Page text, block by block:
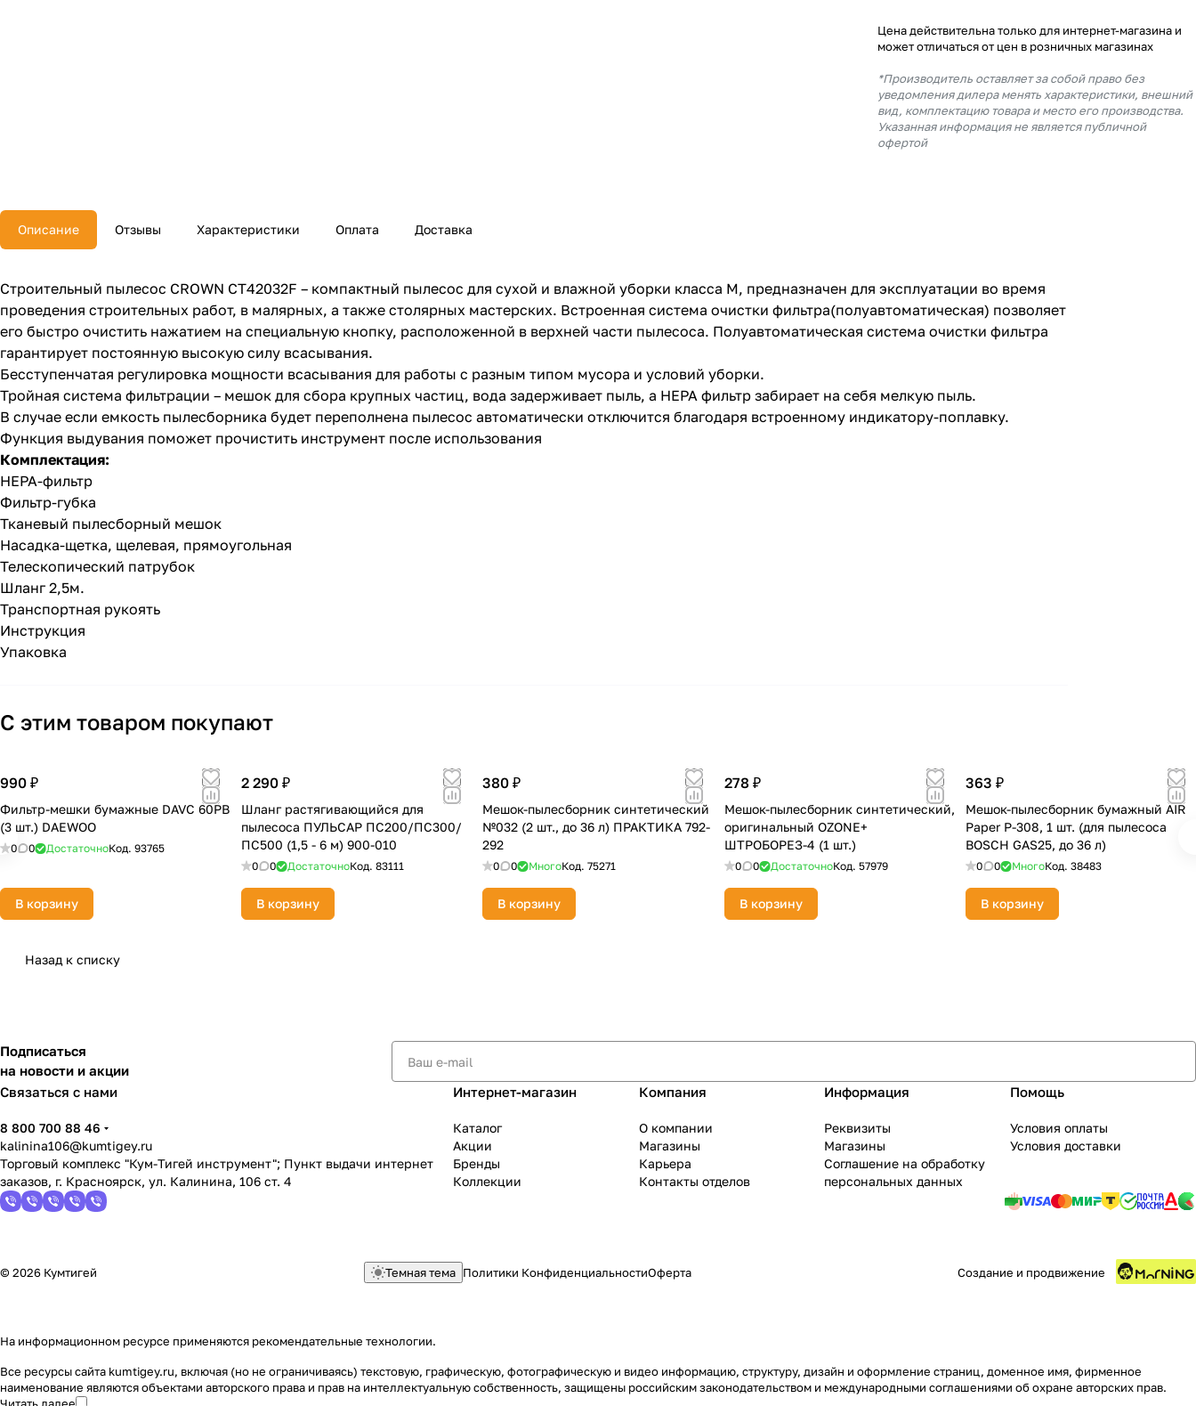
Цена действительна только для интернет-магазина и
может отличаться от цен в розничных магазинах
*Производитель оставляет за собой право без
уведомления дилера менять характеристики, внешний
вид, комплектацию товара и место его производства.
Указанная информация не является публичной
офертой
Описание Отзывы Характеристики Оплата Доставка
Строительный пылесос CROWN CT42032F – компактный пылесос для сухой и влажной уборки класса М, предназначен для эксплуатации во время
проведения строительных работ, в малярных, а также столярных мастерских. Встроенная система очистки фильтра(полуавтоматическая) позволяет
его быстро очистить нажатием на специальную кнопку, расположенной в верхней части пылесоса. Полуавтоматическая система очистки фильтра
гарантирует постоянную высокую силу всасывания.
Бесступенчатая регулировка мощности всасывания для работы с разным типом мусора и условий уборки.
Тройная система фильтрации – мешок для сбора крупных частиц, вода задерживает пыль, а НЕРА фильтр забирает на себя мелкую пыль.
В случае если емкость пылесборника будет переполнена пылесос автоматически отключится благодаря встроенному индикатору-поплавку.
Функция выдувания поможет прочистить инструмент после использования
Комплектация:
HEPA-фильтр
Фильтр-губка
Тканевый пылесборный мешок
Насадка-щетка, щелевая, прямоугольная
Телескопический патрубок
Шланг 2,5м.
Транспортная рукоять
Инструкция
Упаковка
С этим товаром покупают
990 ₽
Фильтр-мешки бумажные DAVC 60PB
(3 шт.) DAEWOO
0 0 ДостаточноКод. 93765
В корзину
2 290 ₽
Шланг растягивающийся для
пылесоса ПУЛЬСАР ПС200/ПС300/
ПС500 (1,5 - 6 м) 900-010
0 0 ДостаточноКод.83111
В корзину
380 ₽
Мешок-пылесборник синтетический
№032 (2 шт., до 36 л) ПРАКТИКА 792-
292
0 0 МногоКод.75271
В корзину
278 ₽
Мешок-пылесборник синтетический,
оригинальный OZONE+
ШТРОБОРЕЗ-4 (1 шт.)
0 0 ДостаточноКод. 57979
В корзину
363 ₽
Мешок-пылесборник бумажный AIR
Paper P-308, 1 шт. (для пылесоса
BOSCH GAS25, до 36 л)
0 0 МногоКод. 38483
В корзину
Назад к списку
Подписаться
на новости и акции
Связаться с нами
8 800 700 88 46
kalinina106@kumtigey.ru
Торговый комплекс "Кум-Тигей инструмент"; Пункт выдачи интернет
заказов, г. Красноярск, ул. Калинина, 106 ст. 4
Интернет-магазин
Каталог
Акции
Бренды
Коллекции
Компания
О компании
Магазины
Карьера
Контакты отделов
Информация
Реквизиты
Магазины
Соглашение на обработку
персональных данных
Помощь
Условия оплаты
Условия доставки
© 2026 Кумтигей Темная тема Политики КонфиденциальностиОферта Создание и продвижение
На информационном ресурсе применяются рекомендательные технологии.
Все ресурсы сайта kumtigey.ru, включая (но не ограничиваясь) текстовую, графическую, фотографическую и видео информацию, структуру, дизайн и оформление страниц, доменное имя, фирменное
наименование являются объектами авторского права и прав на интеллектуальную собственность, защищены российским законодательством и международными соглашениями об охране авторских прав.